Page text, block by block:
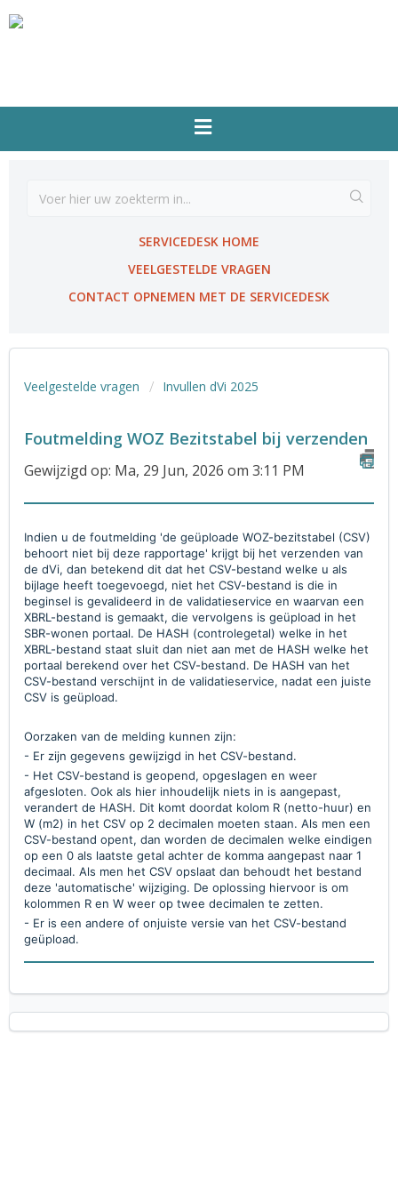
SERVICEDESK HOME
VEELGESTELDE VRAGEN
CONTACT OPNEMEN MET DE SERVICEDESK
Veelgestelde vragen Invullen dVi 2025
Foutmelding WOZ Bezitstabel bij verzenden
Gewijzigd op: Ma, 29 Jun, 2026 om 3:11 PM
Indien u de foutmelding 'de geüploade WOZ-bezitstabel (CSV)
behoort niet bij deze rapportage' krijgt bij het verzenden van
de dVi, dan betekend dit dat het CSV-bestand welke u als
bijlage heeft toegevoegd, niet het CSV-bestand is die in
beginsel is gevalideerd in de validatieservice en waarvan een
XBRL-bestand is gemaakt, die vervolgens is geüpload in het
SBR-wonen portaal. De HASH (controlegetal) welke in het
XBRL-bestand staat sluit dan niet aan met de HASH welke het
portaal berekend over het CSV-bestand. De HASH van het
CSV-bestand verschijnt in de validatieservice, nadat een juiste
CSV is geüpload.
Oorzaken van de melding kunnen zijn:
- Er zijn gegevens gewijzigd in het CSV-bestand.
- Het CSV-bestand is geopend, opgeslagen en weer
afgesloten. Ook als hier inhoudelijk niets in is aangepast,
verandert de HASH. Dit komt doordat kolom R (netto-huur) en
W (m2) in het CSV op 2 decimalen moeten staan. Als men een
CSV-bestand opent, dan worden de decimalen welke eindigen
op een 0 als laatste getal achter de komma aangepast naar 1
decimaal. Als men het CSV opslaat dan behoudt het bestand
deze 'automatische' wijziging. De oplossing hiervoor is om
kolommen R en W weer op twee decimalen te zetten.
- Er is een andere of onjuiste versie van het CSV-bestand
geüpload.